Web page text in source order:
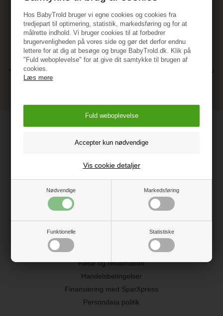
Hos BabyTrold bruger vi egne cookies og cookies fra
tredjepart til optimering, statistik, markedsføring og for at
målrette indhold. Vi bruger cookies til at forbedrer
brugervenligheden på vores side og gør det derfor endnu
lettere for at dig at besøge og bruge BabyTrold.dk. Klik på
"Fuld weboplevelse" for at give dit samtykke til brugen af
cookies.
Læs mere
Nødvendige Markedsføring
Funktionelle Statistiske
Vis cookie detaljer
* Ved at tilmelde dig accepterer du vores persondatapolitik vedr. nyhedsbrev
** Du kan altid afmelde dig vores nyhedsbrev, hvis du ikke ønsker at
BabyTrold ApS
Kundeservice
Retur og reklamation
Handelsbetingelser
Finansiering med SparXpress
Persondata politik